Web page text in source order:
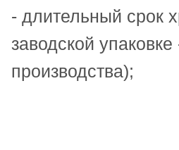
- длительный срок
заводской
производства);